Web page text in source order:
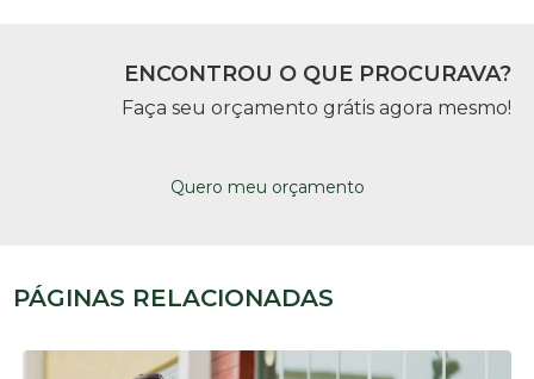
ENCONTROU O QUE PROCURAVA?
Faça seu orçamento grátis agora mesmo!
Quero meu orçamento
PÁGINAS RELACIONADAS